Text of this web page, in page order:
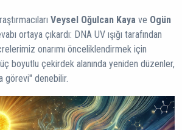
Veysel Oğulcan Kaya ve Ogün
ortaya çıkardı: DNA UV ışığı tarafından
onarımı önceliklendirmek için
boyutlu çekirdek alanında yeniden düzenler,
görevi" denebilir.